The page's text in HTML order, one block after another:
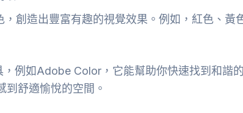
創造出豐富有趣的視覺效果。例如，紅色、黃
例如Adobe Color，它能幫助你快速找到和諧的
舒適愉悅的空間。